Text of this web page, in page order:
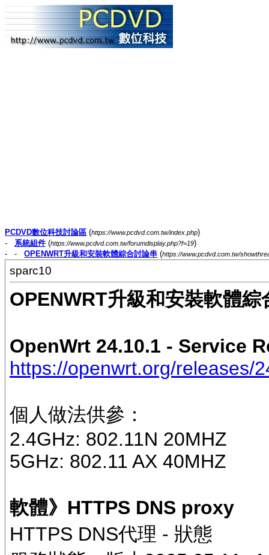
PCDVD數位科技討論區 (https://www.pcdvd.com.tw/index.php)
- 系統組件 (https://www.pcdvd.com.tw/forumdisplay.php?f=19)
- - OPENWRT升級和安裝軟體綜合討論串 (https://www.pcdvd.com.tw/
sparc10
OPENWRT升級和安裝軟體綜
OpenWrt 24.10.1 - Service
https://openwrt.org/releases/
個人做法供參：
2.4GHz: 802.11N 20MHZ
5GHz: 802.11 AX 40MHZ
軟體》HTTPS DNS proxy
HTTPS DNS代理 - 狀態